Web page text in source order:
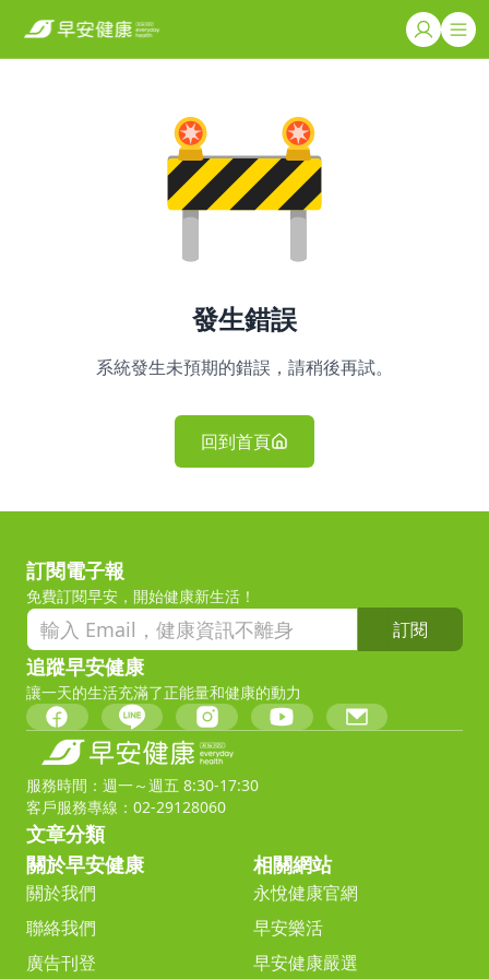
發生錯誤
系統發生未預期的錯誤，請稍後再試。
回到首頁
訂閱電子報
免費訂閱早安，開始健康新生活！
訂閱
追蹤早安健康
讓一天的生活充滿了正能量和健康的動力
服務時間：週一～週五 8:30-17:30
客戶服務專線：02-29128060
文章分類
關於早安健康
關於我們
聯絡我們
廣告刊登
相關網站
永悅健康官網
早安樂活
早安健康嚴選